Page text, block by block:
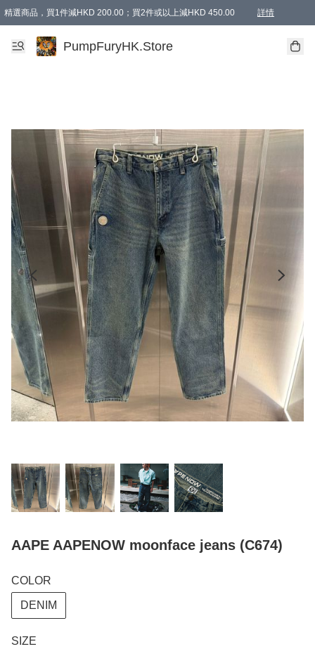
精選商品，買1件減HKD 200.00；買2件或以上減HKD 450.00 詳情
AAPE商品,會員專享9折或以上（按會員等級）AAPE products, members can
精選商品，任選買2件或以上減HKD 100.00
購物滿 HKD 800.00即享免運費優惠！（適用於 特定的送貨方式 )
PumpFuryHK.Store
AAPE AAPENOW moonface jeans (C674)
COLOR
DENIM
SIZE